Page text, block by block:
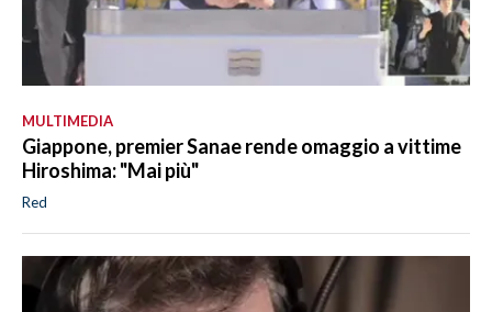
MULTIMEDIA
Giappone, premier Sanae rende omaggio a vittime
Hiroshima: "Mai più"
Red